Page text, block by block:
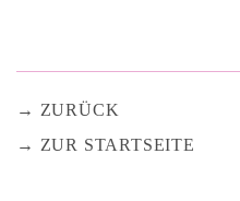
ZURÜCK
ZUR STARTSEITE